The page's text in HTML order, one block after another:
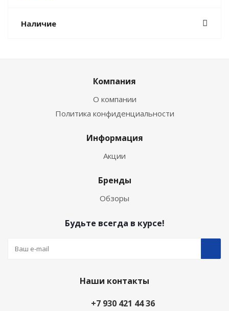
Наличие
Компания
О компании
Политика конфиденциальности
Информация
Акции
Бренды
Обзоры
Будьте всегда в курсе!
Наши контакты
+7 930 421 44 36